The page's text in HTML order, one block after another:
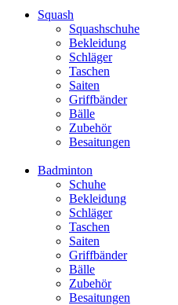
Squash
Squashschuhe
Bekleidung
Schläger
Taschen
Saiten
Griffbänder
Bälle
Zubehör
Besaitungen
Badminton
Schuhe
Bekleidung
Schläger
Taschen
Saiten
Griffbänder
Bälle
Zubehör
Besaitungen